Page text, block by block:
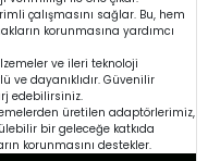
çalışmasını sağlar. Bu, hem
korunmasına yardımcı
ve ileri teknoloji
ve dayanıklıdır. Güvenilir
edebilirsiniz.
üretilen adaptörlerimiz,
bir geleceğe katkıda
korunmasını destekler.